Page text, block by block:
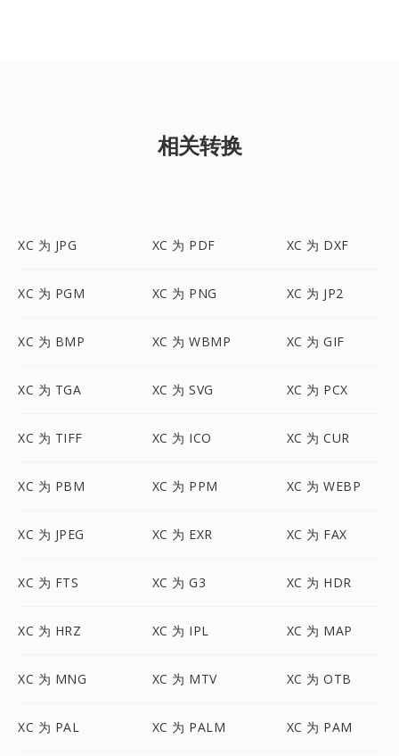
相关转换
XC 为 JPG XC 为 PDF XC 为 DXF
XC 为 PGM XC 为 PNG XC 为 JP2
XC 为 BMP XC 为 WBMP XC 为 GIF
XC 为 TGA XC 为 SVG XC 为 PCX
XC 为 TIFF XC 为 ICO XC 为 CUR
XC 为 PBM XC 为 PPM XC 为 WEBP
XC 为 JPEG XC 为 EXR XC 为 FAX
XC 为 FTS XC 为 G3 XC 为 HDR
XC 为 HRZ XC 为 IPL XC 为 MAP
XC 为 MNG XC 为 MTV XC 为 OTB
XC 为 PAL XC 为 PALM XC 为 PAM